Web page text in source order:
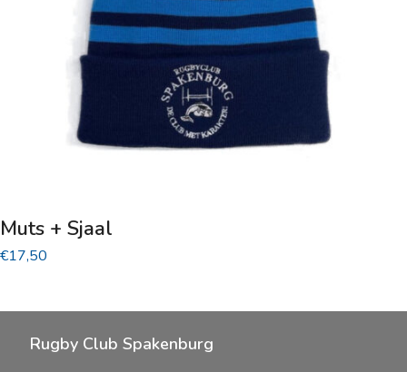
Muts + Sjaal
€17,50
Rugby Club Spakenburg